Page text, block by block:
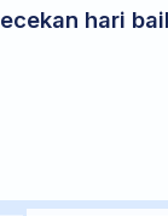
hari